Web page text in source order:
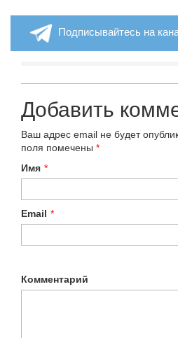
Подписывайтесь на
Добавить
Ваш адрес email не будет
поля помечены *
Имя *
Email *
Комментарий